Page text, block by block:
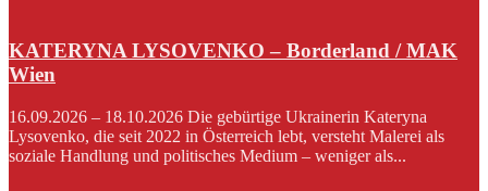
KATERYNA LYSOVENKO – Borderland / MAK
Wien
16.09.2026 – 18.10.2026 Die gebürtige Ukrainerin Kateryna
Lysovenko, die seit 2022 in Österreich lebt, versteht Malerei als
soziale Handlung und politisches Medium – weniger als...